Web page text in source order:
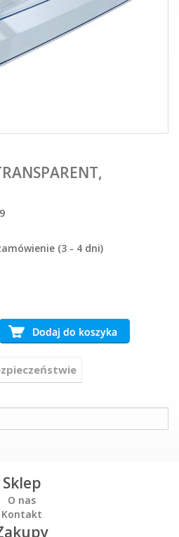
(3 - 4 dni)
Sklep
O nas
Kontakt